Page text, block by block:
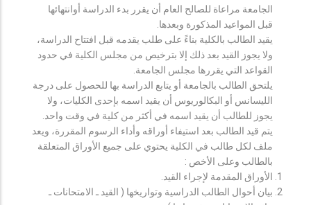
الجامعة مراعاة للصالح العام أن يقرر بدء الدراسة أوانتهائها
قبل المواعيد المذكورة وبعدها.
يقيد الطالب بالكلية بناءً على طلب يقدمه قبل افتتاح الدراسة،
ولا يجوز القيد بعد ذلك إلا بترخيص من مجلس الكلية في حدود
القواعد التي يقررها مجلس الجامعة.
يلتحق الطالب بالجامعة أو يتابع الدراسة بها للحصول على درجة
الليسانس أو البكالوريوس أن يقيد اسمه بإحدى الكليات، ولا
يجوز للطالب أن يقيد اسمه في أكثر من كلية في وقت واحد.
يتم قيد الطالب بعد استيفاء أوراقه وأداء الرسوم المقررة، ويعد
ملف لكل طالب في الكلية يحتوي على جميع الأوراق المتعلقة
بالطالب وعلى الأخص :
الأوراق المقدمة لإجراء القيد.
بيان أحوال الطالب الدراسية وتواريخها ( القيد ـ الامتحانات ـ